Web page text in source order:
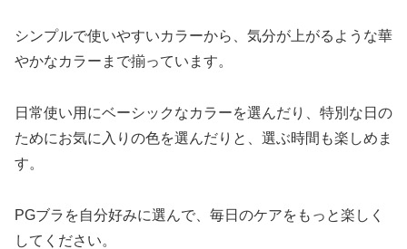
シンプルで使いやすいカラーから、気分が上がるような華
やかなカラーまで揃っています。
日常使い用にベーシックなカラーを選んだり、特別な日の
ためにお気に入りの色を選んだりと、選ぶ時間も楽しめま
す。
PGブラを自分好みに選んで、毎日のケアをもっと楽しく
してください。